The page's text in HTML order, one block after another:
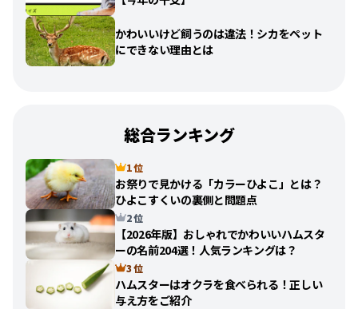
かわいいけど飼うのは違法！シカをペット
にできない理由とは
総合ランキング
1 位
お祭りで見かける「カラーひよこ」とは？
ひよこすくいの裏側と問題点
2 位
【2026年版】おしゃれでかわいいハムスタ
ーの名前204選！人気ランキングは？
3 位
ハムスターはオクラを食べられる！正しい
与え方をご紹介